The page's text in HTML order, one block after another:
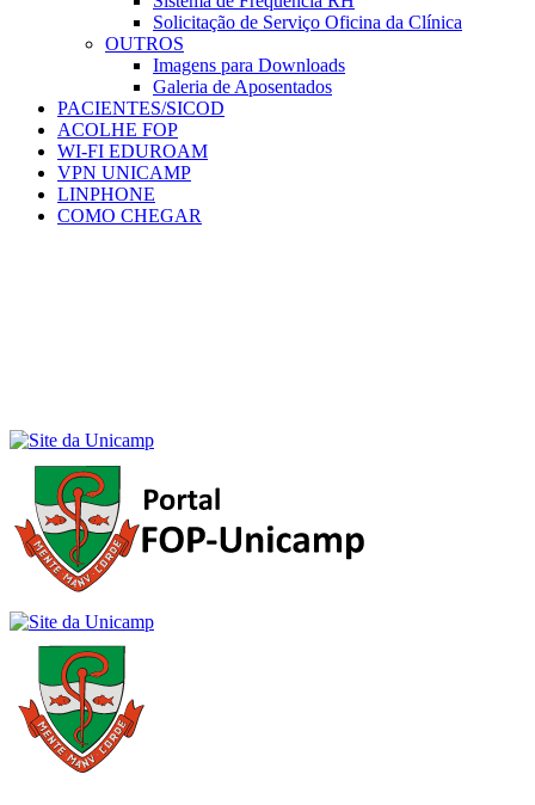
Solicitação de Serviço Oficina da Clínica
OUTROS
Imagens para Downloads
Galeria de Aposentados
PACIENTES/SICOD
ACOLHE FOP
WI-FI EDUROAM
VPN UNICAMP
LINPHONE
COMO CHEGAR